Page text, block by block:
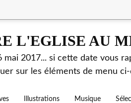
L'EGLISE AU
mai 2017... si cette date vous
sur les éléments de menu
Illustrations Musique